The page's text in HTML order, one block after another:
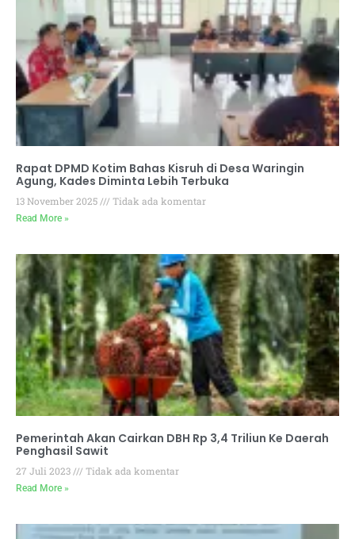
Rapat DPMD Kotim Bahas Kisruh di Desa Waringin
Agung, Kades Diminta Lebih Terbuka
13 November 2025 Tidak ada komentar
Read More »
Pemerintah Akan Cairkan DBH Rp 3,4 Triliun Ke Daerah
Penghasil Sawit
27 Juli 2023 Tidak ada komentar
Read More »